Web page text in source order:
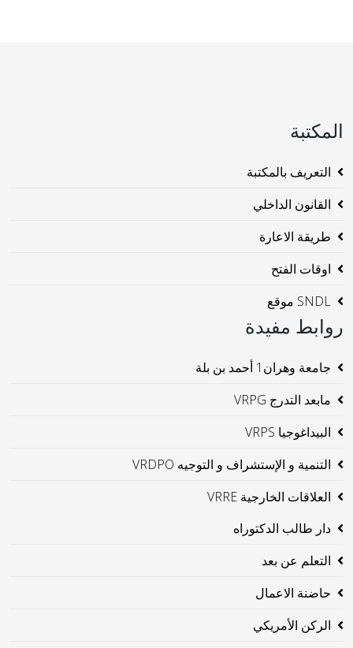
المكتبة
التعريف بالمكتبة
القانون الداخلي
طريقة الاعارة
اوقات الفتح
SNDL موقع
روابط مفيدة
جامعة وهران1 أحمد بن بلة
مابعد التدرج VRPG
البيداغوجيا VRPS
التنمية و الإستشراف و التوجيه VRDPO
العلاقات الخارجية VRRE
دار طالب الدكتوراه
التعلم عن بعد
حاضنة الاعمال
الركن الأمريكي